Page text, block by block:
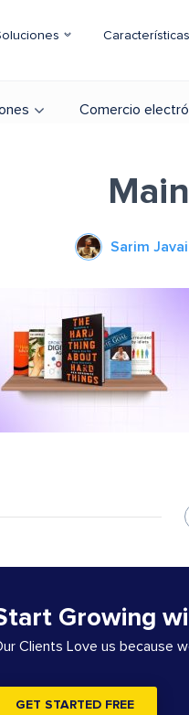
Características
Comercio
Sarim
Growing
Clients Love us because
GET STARTED FREE